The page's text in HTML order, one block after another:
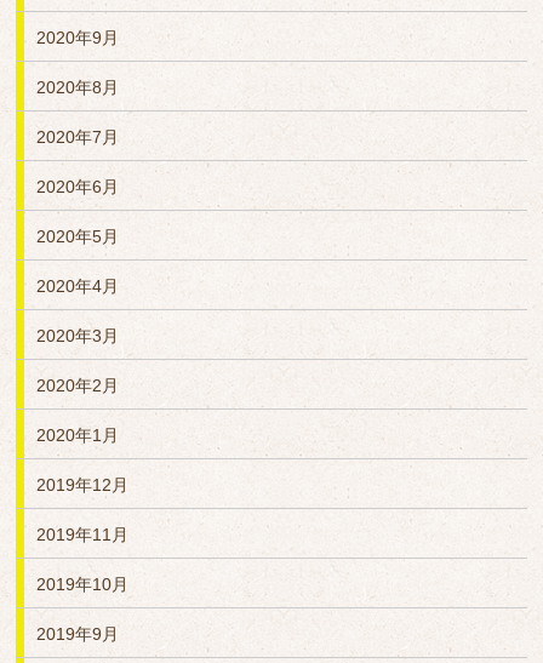
2020年9月
2020年8月
2020年7月
2020年6月
2020年5月
2020年4月
2020年3月
2020年2月
2020年1月
2019年12月
2019年11月
2019年10月
2019年9月